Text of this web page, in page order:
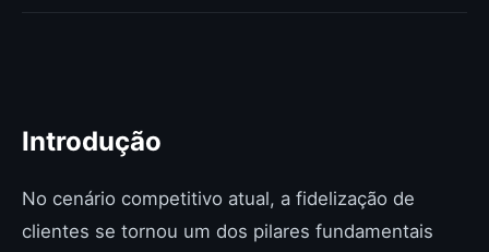
Introdução
No cenário competitivo atual, a fidelização de
clientes se tornou um dos pilares fundamentais